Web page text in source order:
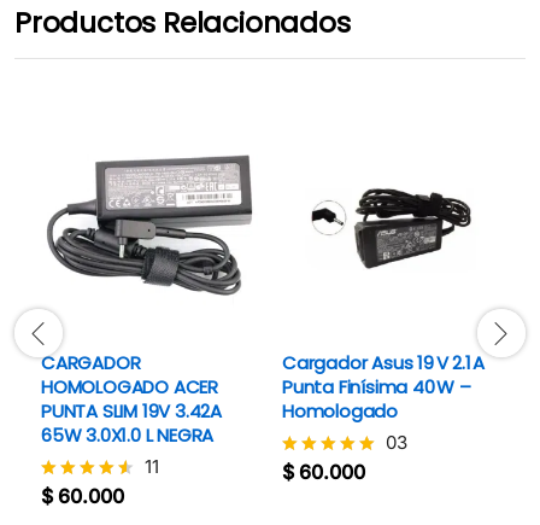
Productos Relacionados
CARGADOR
HOMOLOGADO ACER
PUNTA SLIM 19V 3.42A
65W 3.0X1.0 L NEGRA
Valorado
11
$60.000
Cargador Asus 19 V 2.1 A
Punta Finísima 40 W –
Homologado
Valorado
03
$60.000